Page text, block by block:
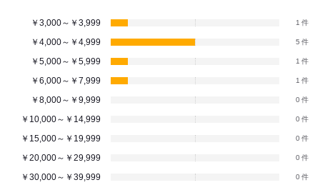
￥3,000～￥3,999 1
￥4,000～￥4,999 5
￥5,000～￥5,999 1
￥6,000～￥7,999 1
￥8,000～￥9,999 0
￥10,000～￥14,999 0
￥15,000～￥19,999 0
￥20,000～￥29,999 0
￥30,000～￥39,999 0